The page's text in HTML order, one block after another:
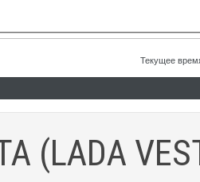
Текущее
(LADA